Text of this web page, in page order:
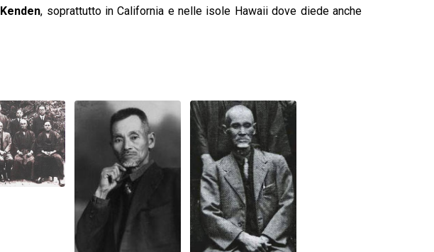
Kenden, soprattutto in California e nelle isole Hawaii dove diede anche